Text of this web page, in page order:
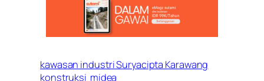
kawasan industri Suryacipta Karawang
konstruksi midea